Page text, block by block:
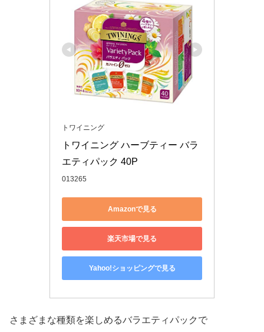
トワイニング
トワイニング ハーブティー バラ
エティパック 40P
013265
Amazonで見る
楽天市場で見る
Yahoo!ショッピングで見る
さまざまな種類を楽しめるバラエティパックで